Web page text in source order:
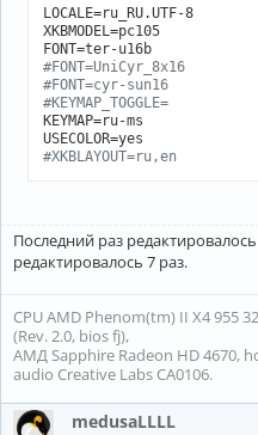
LOCALE=ru_RU.UTF-8
XKBMODEL=pc105
#FONT=UniCyr_8x16
#FONT=cyr-sun16
#KEYMAP_TOGGLE=
KEYMAP=ru-ms
#XKBLAYOUT=ru,en
Последний раз редактировалось
редактировалось 7 раз.
CPU AMD Phenom(tm) II X4 955
(Rev. 2.0, bios fj),
АМД Sapphire Radeon HD 4670,
audio Creative Labs CA0106.
medusaLLLL